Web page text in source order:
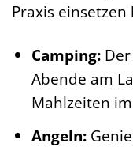
Praxis einsetzen
Camping:Der
Abende am
Mahlzeiten
Angeln: